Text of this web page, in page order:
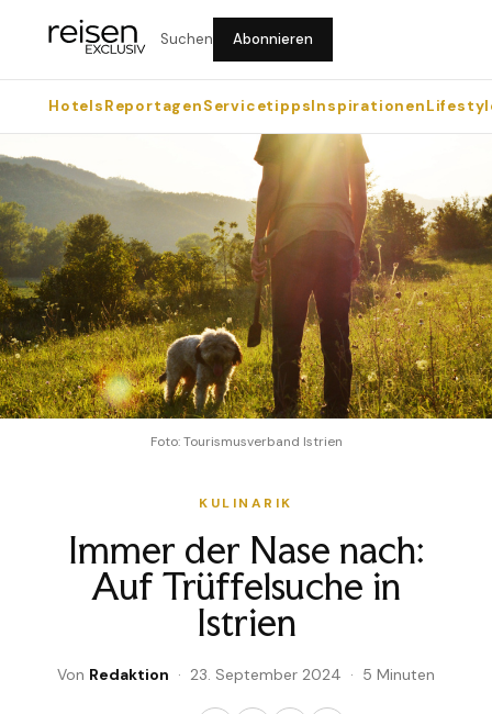
Suchen Abonnieren
HotelsReportagenServicetippsInspirationen
Foto: Tourismusverband Istrien
KULINARIK
Immer der Nase nach:
Auf Trüffelsuche in
Istrien
Von Redaktion · 23. September 2024 · 5 Minuten